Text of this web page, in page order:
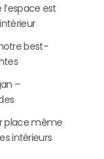
est
best-
–
place même
intérieurs